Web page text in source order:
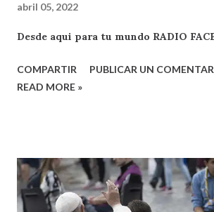
abril 05, 2022
Desde aqui para tu mundo RADIO
COMPARTIR
PUBLICAR UN
READ MORE »